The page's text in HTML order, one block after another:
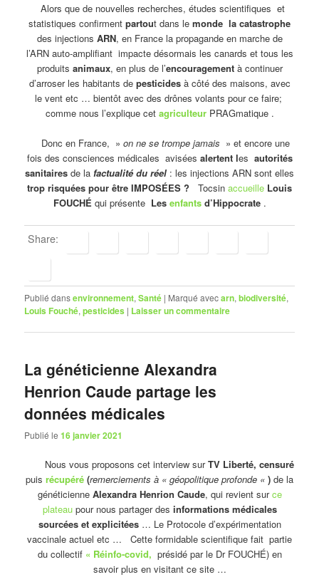
Alors que de nouvelles recherches, études scientifiques et
statistiques confirment partout dans le monde la catastrophe
des injections ARN, en France la propagande en marche de
l’ARN auto-amplifiant impacte désormais les canards et tous les
produits animaux, en plus de l’encouragementà continuer
d’arroser les habitants de pesticidesà côté des maisons, avec
le vent etc … bientôt avec des drônes volants pour ce faire;
comme nous l’explique cet agriculteur PRAGmatique .
Donc en France, » on ne se trompe jamais » et encore une
fois des consciences médicales avisées alertent les autorités
sanitaires de la factualité du réel : les injections ARN sont elles
trop risquées pour être IMPOSÉES ?
Tocsin accueille Louis
FOUCHÉ qui présente Les enfantsd’Hippocrate.
Share:
Publié dansenvironnement,Santé | Marqué avecarn,biodiversité,
Louis Fouché,pesticides | Laisser un commentaire
La généticienne Alexandra
Henrion Caude partage les
données médicales
Publié le16 janvier 2021
Nous vous proposons cet interview surTV Liberté, censuré
puis récupéré (remerciements à « géopolitique profonde « ) de la
généticienne Alexandra Henrion Caude, qui revient surce
plateaupour nous partager des informations médicales
sourcées et explicitées… Le Protocole d’expérimentation
vaccinale actuel etc … Cette formidable scientifique fait partie
du collectif « Réinfo-covid, présidé par le Dr FOUCHÉ) en
savoir plus en visitant ce site …